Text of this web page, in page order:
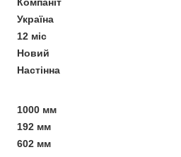
Україна
12 міс
Новий
Настінна
1000 мм
192 мм
602 мм